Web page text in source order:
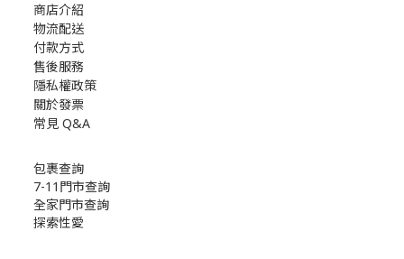
商店介紹
物流配送
付款方式
售後服務
隱私權政策
關於發票
常見 Q&A
包裹查詢
7-11門市查詢
全家門市查詢
探索性愛